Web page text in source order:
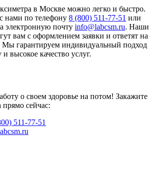
в Москве можно легко и быстро.
нами по телефону 8 (800) 511-77-51 или
электронную почту info@labcsm.ru. Наши
вам с оформлением заявки и ответят на
гарантируем индивидуальный подход
высокое качество услуг.
о своем здоровье на потом! Закажите
прямо сейчас:
511-77-51